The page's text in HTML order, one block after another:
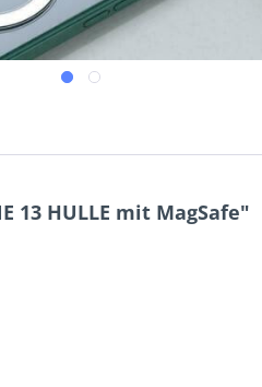
13 HULLE mit MagSafe"